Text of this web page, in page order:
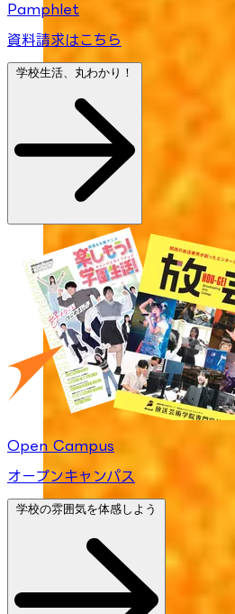
Pamphlet
資料請求はこちら
学校生活、丸わかり！
Open Campus
オープンキャンパス
学校の雰囲気を体感しよう